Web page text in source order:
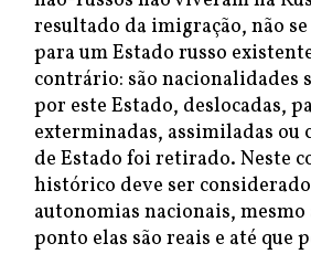
resultado da imigração, não
para um Estado russo
contrário: são nacionalidades
por este Estado, deslocadas,
exterminadas, assimiladas ou
de Estado foi retirado. Neste
histórico deve ser considerado
autonomias nacionais, mesmo
ponto elas são reais e até que